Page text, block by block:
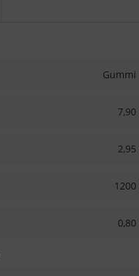
Gummi
7,90
2,95
1200
0,80